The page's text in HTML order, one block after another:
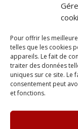
Pour offrir les
telles que les cookies
appareils. Le fait de
traiter des données
uniques sur ce site. Le
consentement peut
et fonctions.